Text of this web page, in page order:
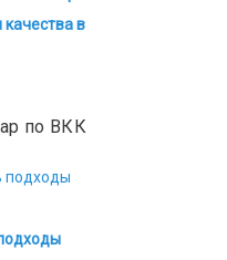
в
по ВКК